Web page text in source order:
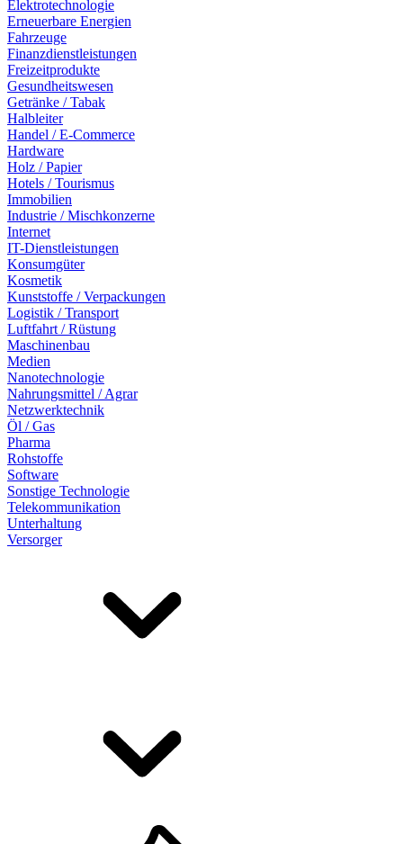
Elektrotechnologie
Erneuerbare Energien
Fahrzeuge
Finanzdienstleistungen
Freizeitprodukte
Gesundheitswesen
Getränke / Tabak
Halbleiter
Handel / E-Commerce
Hardware
Holz / Papier
Hotels / Tourismus
Immobilien
Industrie / Mischkonzerne
Internet
IT-Dienstleistungen
Konsumgüter
Kosmetik
Kunststoffe / Verpackungen
Logistik / Transport
Luftfahrt / Rüstung
Maschinenbau
Medien
Nanotechnologie
Nahrungsmittel / Agrar
Netzwerktechnik
Öl / Gas
Pharma
Rohstoffe
Software
Sonstige Technologie
Telekommunikation
Unterhaltung
Versorger